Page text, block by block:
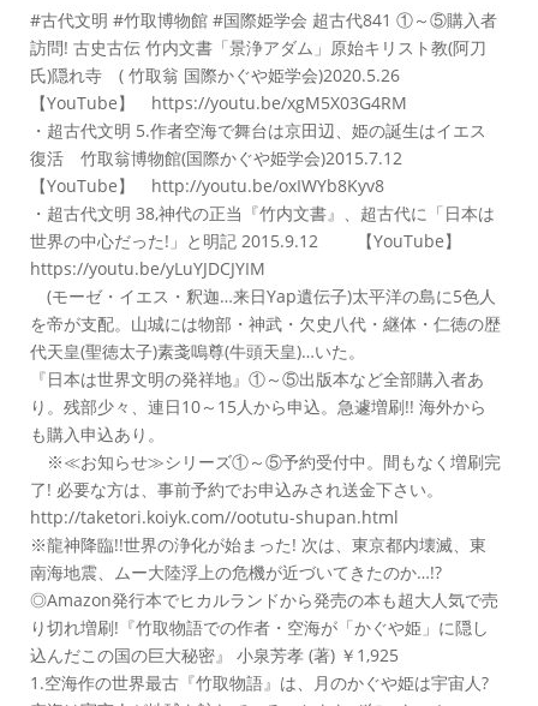
#古代文明 #竹取博物館 #国際姫学会 超古代841 ①～⑤購入者
訪問! 古史古伝 竹内文書「景浄アダム」原始キリスト教(阿刀
氏)隠れ寺 ( 竹取翁 国際かぐや姫学会)2020.5.26
【YouTube】 https://youtu.be/xgM5X03G4RM
・超古代文明 5.作者空海で舞台は京田辺、姫の誕生はイエス
復活 竹取翁博物館(国際かぐや姫学会)2015.7.12
【YouTube】 http://youtu.be/oxIWYb8Kyv8
・超古代文明 38,神代の正当『竹内文書』、超古代に「日本は
世界の中心だった!」と明記 2015.9.12 【YouTube】
https://youtu.be/yLuYJDCJYIM
(モーゼ・イエス・釈迦…来日Yap遺伝子)太平洋の島に5色人
を帝が支配。山城には物部・神武・欠史八代・継体・仁徳の歴
代天皇(聖徳太子)素戔嗚尊(牛頭天皇)…いた。
『日本は世界文明の発祥地』①～⑤出版本など全部購入者あ
り。残部少々、連日10～15人から申込。急遽増刷!! 海外から
も購入申込あり。
※≪お知らせ≫シリーズ①～⑤予約受付中。間もなく増刷完
了! 必要な方は、事前予約でお申込みされ送金下さい。
http://taketori.koiyk.com//ootutu-shupan.html
※龍神降臨!!世界の浄化が始まった! 次は、東京都内壊滅、東
南海地震、ムー大陸浮上の危機が近づいてきたのか…!?
◎Amazon発行本でヒカルランドから発売の本も超大人気で売
り切れ増刷!『竹取物語での作者・空海が「かぐや姫」に隠し
込んだこの国の巨大秘密』 小泉芳孝 (著) ￥1,925
1.空海作の世界最古『竹取物語』は、月のかぐや姫は宇宙人?